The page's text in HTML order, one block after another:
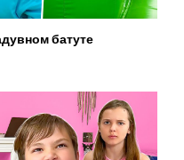
батуте